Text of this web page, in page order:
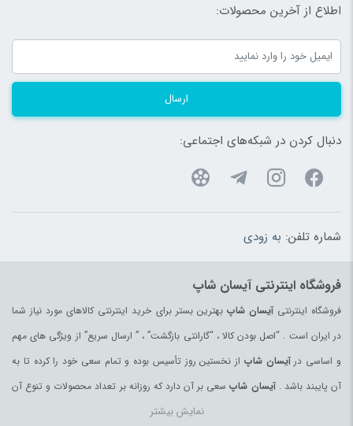
اطلاع از آخرین محصولات:
ارسال
دنبال کردن در شبکه‌های اجتماعی:
شماره تلفن: به زودی
فروشگاه اینترنتی آیسان شاپ
فروشگاه اینترنتیآیسان شاپبهترین بستر برای خرید اینترنتی کالاهای مورد نیاز شما
در ایران است . “اصل بودن کالا ، “گارانتی بازگشت” ، ” ارسال سریع” از ویژگی های مهم
و اساسی درآیسان شاپ از نخستین روز تأسیس بوده و تمام سعی خود را کرده تا به
آن پایبند باشد .آیسان شاپ سعی بر آن دارد که روزانه بر تعداد محصولات و تنوع آن
بیفزاید تا بتواند نیاز همه ی افراد با هر نوع سلیقه را در خرید محصولات اینترنتی مرتفع
نمایش بیشتر